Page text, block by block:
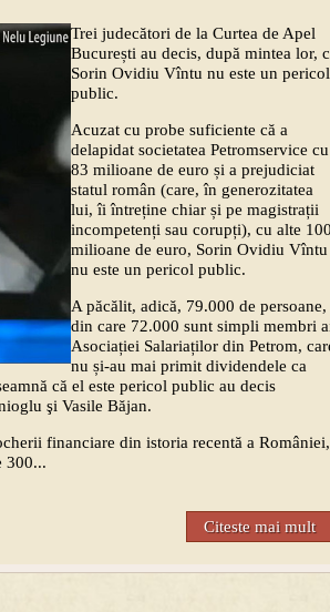
Trei judecători de la Curtea de Apel
București au decis, după mintea lor,
Sorin Ovidiu Vîntu nu este un pericol
public.
Acuzat cu probe suficiente că a
delapidat societatea Petromservice cu
83 milioane de euro și a prejudiciat
statul român (care, în generozitatea
lui, îi întreține chiar și pe magistrații
incompetenți sau corupți), cu alte 100
milioane de euro, Sorin Ovidiu Vîntu
nu este un pericol public.
A păcălit, adică, 79.000 de persoane,
din care 72.000 sunt simpli membri
Asociației Salariaților din Petrom,
nu și-au mai primit dividendele ca
că el este pericol public au decis
şi Vasile Băjan.
financiare din istoria recentă a României,
300...
Citeste mai mult